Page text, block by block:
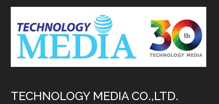
TECHNOLOGY MEDIA CO.,LTD.